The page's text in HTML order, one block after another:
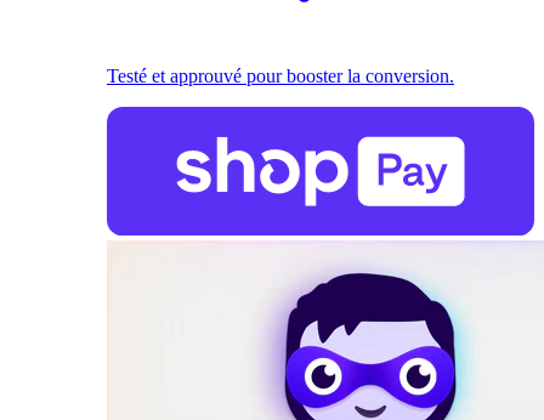
Testé et approuvé pour booster la conversion.